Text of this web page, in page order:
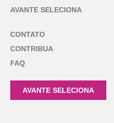
AVANTE SELECIONA
CONTATO
CONTRIBUA
FAQ
AVANTE SELECIONA